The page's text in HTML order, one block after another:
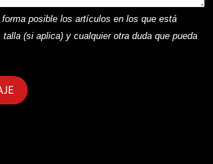
posible los artículos en los que está
(si aplica) y cualquier otra duda que pueda